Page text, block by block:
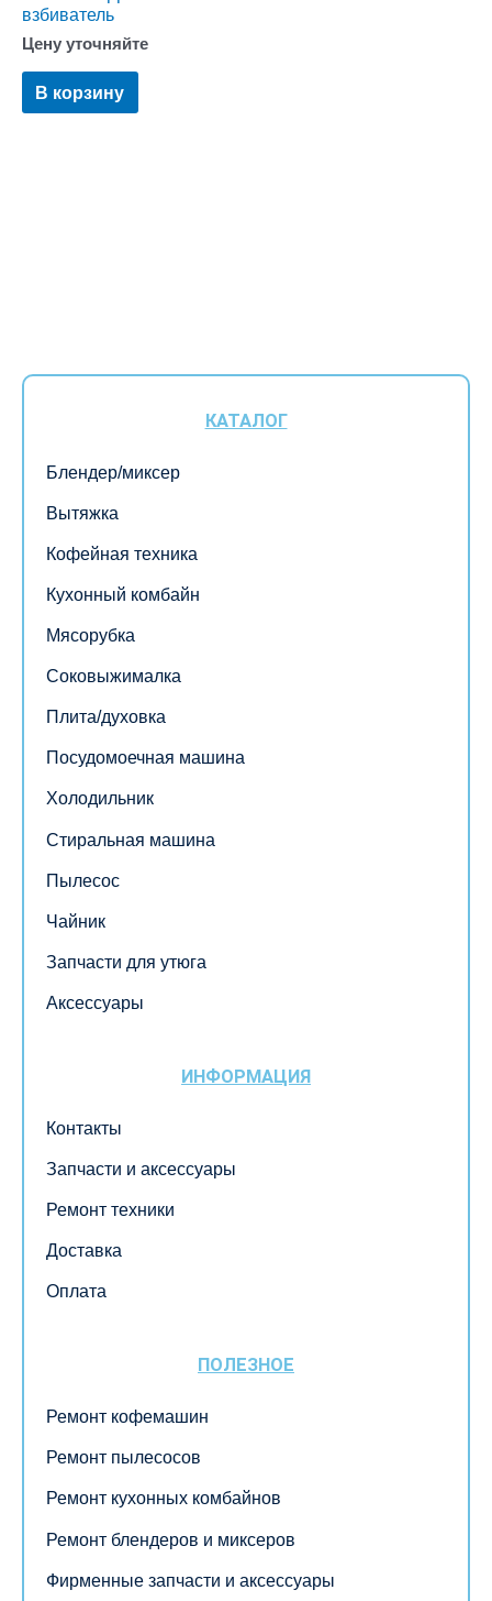
КАТАЛОГ
Блендер/миксер
Вытяжка
Кофейная техника
Кухонный комбайн
Мясорубка
Соковыжималка
Плита/духовка
Посудомоечная машина
Холодильник
Стиральная машина
Пылесос
Чайник
Запчасти для утюга
Аксессуары
ИНФОРМАЦИЯ
Контакты
Запчасти и аксессуары
Ремонт техники
Доставка
Оплата
ПОЛЕЗНОЕ
Ремонт кофемашин
Ремонт пылесосов
Ремонт кухонных комбайнов
Ремонт блендеров и миксеров
Фирменные запчасти и аксессуары
взбиватель
Цену уточняйте
В корзину